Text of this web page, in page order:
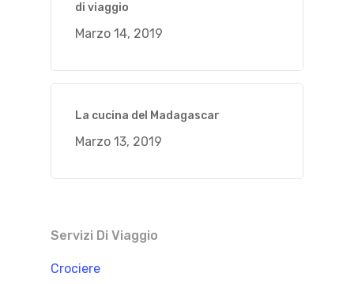
di viaggio
Marzo 14, 2019
La cucina del Madagascar
Marzo 13, 2019
Servizi Di Viaggio
Crociere